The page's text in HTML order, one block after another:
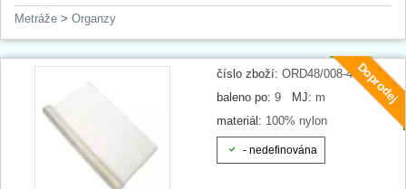
Metráže > Organzy
Doprodej
číslo zboží: ORD48/008-4
baleno po: 9 MJ: m
materiál: 100% nylon
- nedefinována